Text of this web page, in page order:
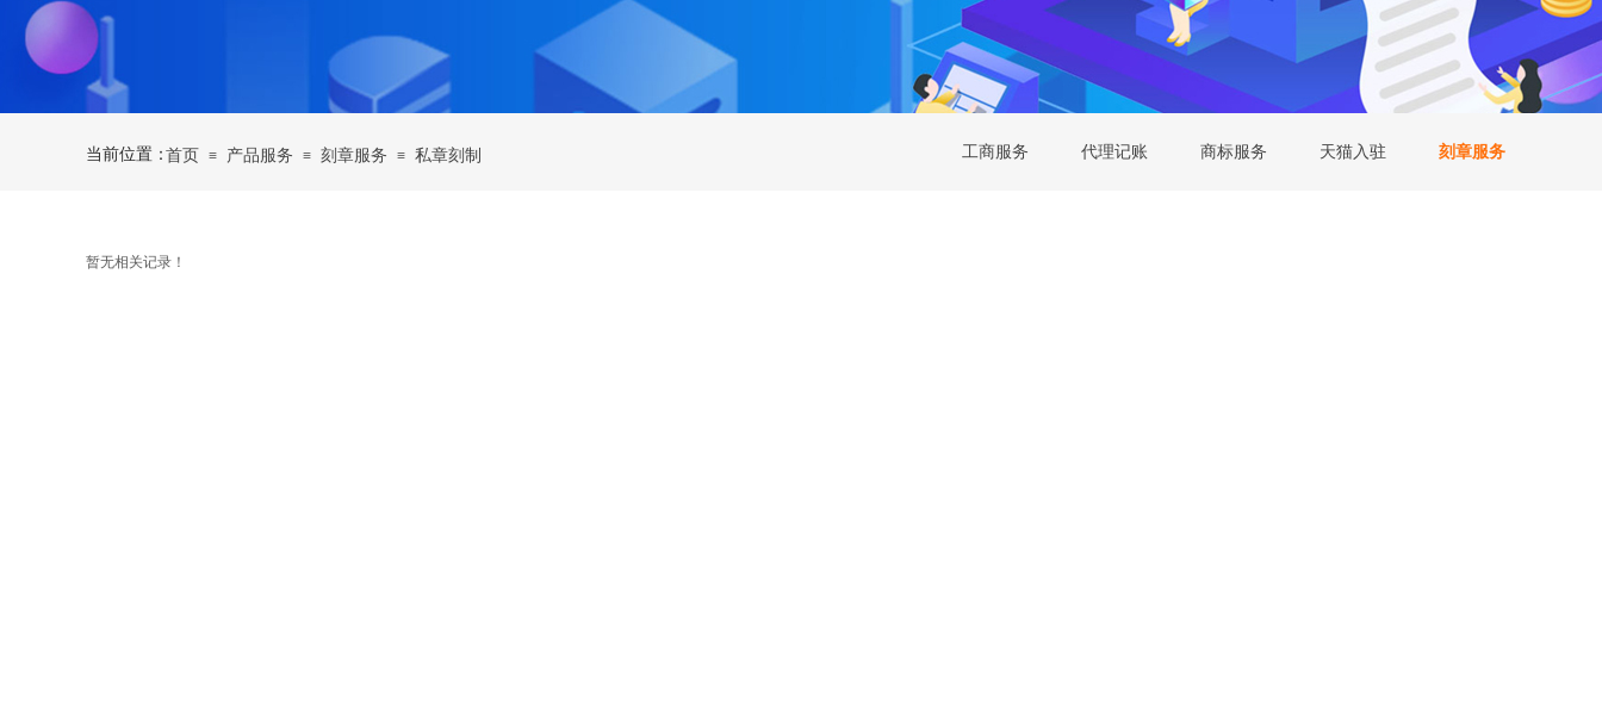
工商服务 代理记账 商标服务 天猫入驻 刻章服务
首页 ≡ 产品服务 ≡ 刻章服务 ≡ 私章刻制
当前位置：
暂无相关记录！